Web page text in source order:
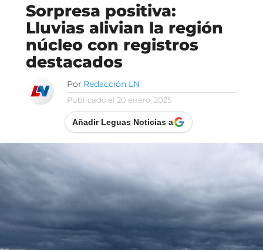
Sorpresa positiva:
Lluvias alivian la región
núcleo con registros
destacados
Por Redacción LN
Publicado el 20 enero, 2025
Añadir Leguas Noticias a